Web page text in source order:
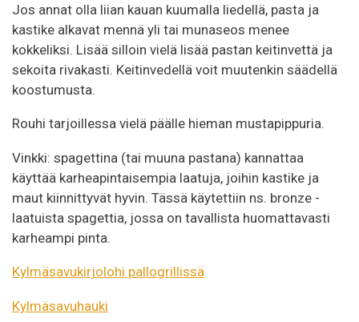
Jos annat olla liian kauan kuumalla liedellä, pasta ja
kastike alkavat mennä yli tai munaseos menee
kokkeliksi. Lisää silloin vielä lisää pastan keitinvettä ja
sekoita rivakasti. Keitinvedellä voit muutenkin säädellä
koostumusta.
Rouhi tarjoillessa vielä päälle hieman mustapippuria.
Vinkki: spagettina (tai muuna pastana) kannattaa
käyttää karheapintaisempia laatuja, joihin kastike ja
maut kiinnittyvät hyvin. Tässä käytettiin ns. bronze -
laatuista spagettia, jossa on tavallista huomattavasti
karheampi pinta.
Kylmäsavukirjolohi pallogrillissä
Kylmäsavuhauki